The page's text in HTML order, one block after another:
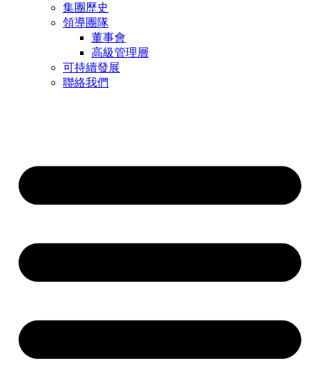
集團歷史
領導團隊
董事會
高級管理層
可持續發展
聯絡我們